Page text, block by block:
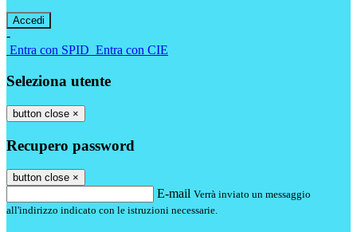
-
Entra con SPID Entra con CIE
Seleziona utente
button close ×
Recupero password
button close ×
E-mail Verrà inviato un messaggio
all'indirizzo indicato con le istruzioni necessarie.